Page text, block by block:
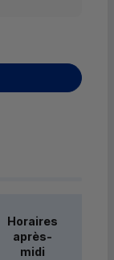
Horaires
après-
midi